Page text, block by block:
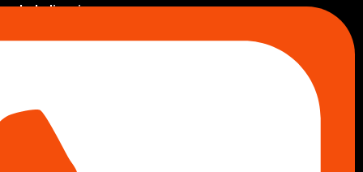
Lokalizacje
Komis samochodowy Radom
Komis samochodowy Płock
Komis samochodowy Opole